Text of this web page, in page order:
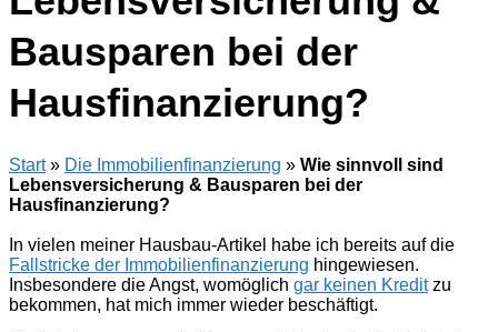
Bausparen bei der
Hausfinanzierung?
Start» Die Immobilienfinanzierung » Wie sinnvoll sind
Lebensversicherung & Bausparen bei der
Hausfinanzierung?
In vielen meiner Hausbau-Artikel habe ich bereits auf die
Fallstricke der Immobilienfinanzierung hingewiesen.
Insbesondere die Angst, womöglich gar keinen Kreditzu
bekommen, hat mich immer wieder beschäftigt.